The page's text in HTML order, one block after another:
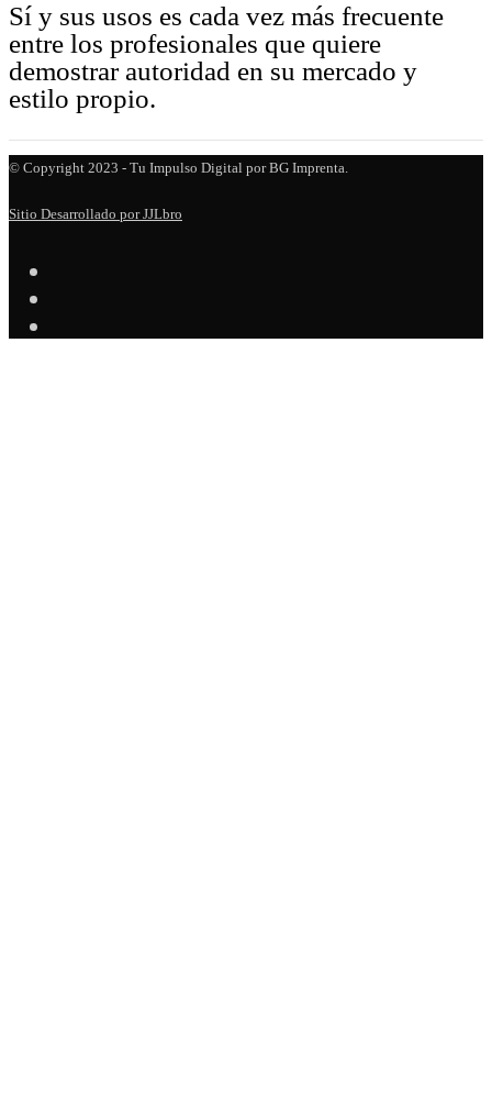
Sí y sus usos es cada vez más frecuente
entre los profesionales que quiere
demostrar autoridad en su mercado y
estilo propio.
© Copyright 2023 - Tu Impulso Digital por BG Imprenta.
Sitio Desarrollado por JJLbro